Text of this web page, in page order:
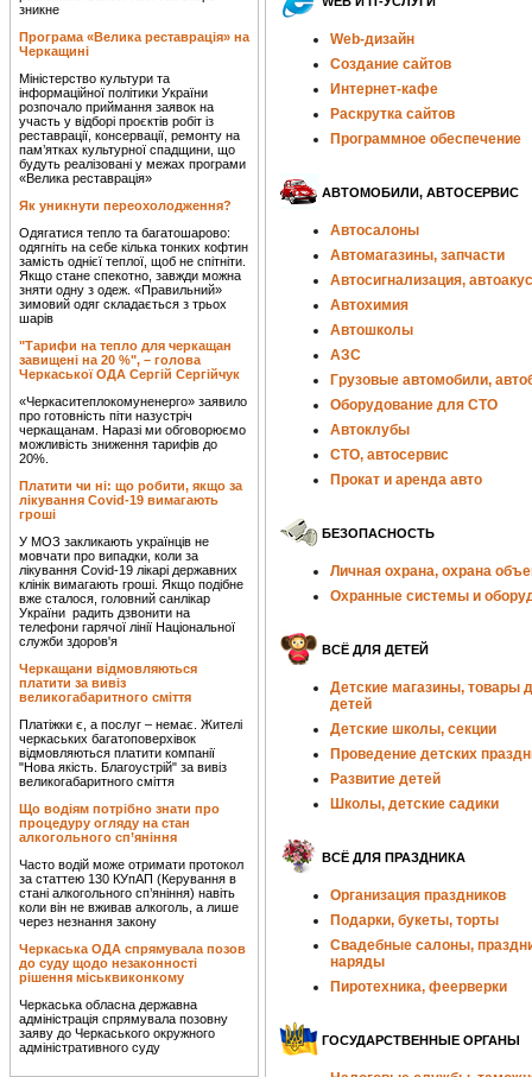
зникне
Програма «Велика реставрація» на
Черкащині
Міністерство культури та
інформаційної політики України
розпочало приймання заявок на
участь у відборі проєктів робіт із
реставрації, консервації, ремонту на
пам’ятках культурної спадщини, що
будуть реалізовані у межах програми
«Велика реставрація»
Як уникнути переохолодження?
Одягатися тепло та багатошарово:
одягніть на себе кілька тонких кофтин
замість однієї теплої, щоб не спітніти.
Якщо стане спекотно, завжди можна
зняти одну з одеж. «Правильний»
зимовий одяг складається з трьох
шарів
"Тарифи на тепло для черкащан
завищені на 20 %", – голова
Черкаської ОДА Сергій Сергійчук
«Черкаситеплокомуненерго» заявило
про готовність піти назустріч
черкащанам. Наразі ми обговорюємо
можливість зниження тарифів до
20%.
Платити чи ні: що робити, якщо за
лікування Covid-19 вимагають
гроші
У МОЗ закликають українців не
мовчати про випадки, коли за
лікування Covid-19 лікарі державних
клінік вимагають гроші. Якщо подібне
вже сталося, головний санлікар
України радить дзвонити на
телефони гарячої лінії Національної
служби здоров'я
Черкащани відмовляються
платити за вивіз
великогабаритного сміття
Платіжки є, а послуг – немає. Жителі
черкаських багатоповерхівок
відмовляються платити компанії
"Нова якість. Благоустрій" за вивіз
великогабаритного сміття
Що водіям потрібно знати про
процедуру огляду на стан
алкогольного сп’яніння
Часто водій може отримати протокол
за статтею 130 КУпАП (Керування в
стані алкогольного сп’яніння) навіть
коли він не вживав алкоголь, а лише
через незнання закону
Черкаська ОДА спрямувала позов
до суду щодо незаконності
рішення міськвиконкому
Черкаська обласна державна
адміністрація спрямувала позовну
заяву до Черкаського окружного
адміністративного суду
Web-дизайн
Создание сайтов
Интернет-кафе
Раскрутка сайтов
Программное обеспечение
АВТОМОБИЛИ, АВТОСЕРВИС
Автосалоны
Автомагазины, запчасти
Автосигнализация,
Автохимия
Автошколы
АЗС
Грузовые автомобили,
Оборудование для СТО
Автоклубы
СТО, автосервис
Прокат и аренда авто
БЕЗОПАСНОСТЬ
Личная охрана, охрана
Охранные системы и
ВСЁ ДЛЯ ДЕТЕЙ
Детские магазины, товары
детей
Детские школы, секции
Проведение детских
Развитие детей
Школы, детские садики
ВСЁ ДЛЯ ПРАЗДНИКА
Организация праздников
Подарки, букеты, торты
Свадебные салоны,
наряды
Пиротехника, феерверки
ГОСУДАРСТВЕННЫЕ ОРГАНЫ